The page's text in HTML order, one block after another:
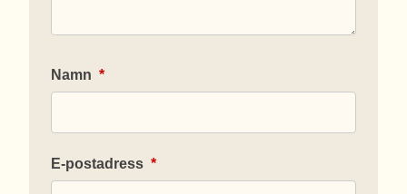
Namn *
E-postadress *